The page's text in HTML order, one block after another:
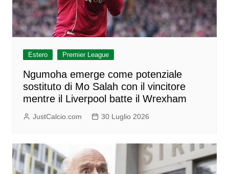
Estero Premier League
Ngumoha emerge come potenziale
sostituto di Mo Salah con il vincitore
mentre il Liverpool batte il Wrexham
JustCalcio.com 30 Luglio 2026